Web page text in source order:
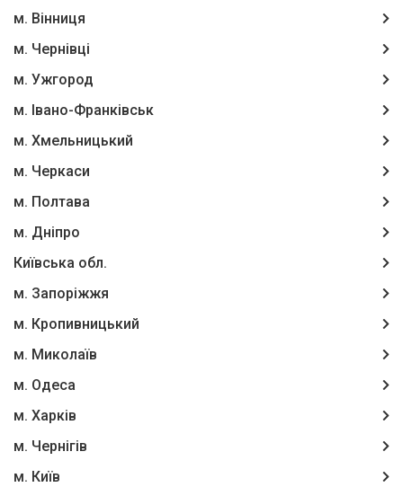
м. Вінниця
м. Чернівці
м. Ужгород
м. Івано-Франківськ
м. Хмельницький
м. Черкаси
м. Полтава
м. Дніпро
Київська обл.
м. Запоріжжя
м. Кропивницький
м. Миколаїв
м. Одеса
м. Харків
м. Чернігів
м. Київ